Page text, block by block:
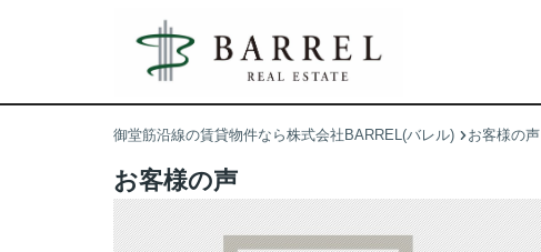
御堂筋沿線の賃貸物件なら株式会社BARREL(バレル) お客様の声
お客様の声